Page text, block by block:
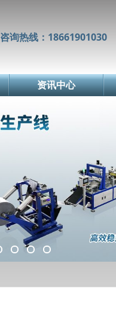
咨询热线：18661901030
资讯中心